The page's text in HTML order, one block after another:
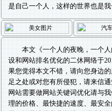
是自己一个人，这样的世界也是我
本文《一个人的夜晚，一个
设和 网站排名优化的二休网络于
果您觉得本文不错，请向您身边
足之处或对您有所侵犯，请来信
网站需要做网站关键词优化请与
理的价格、最快捷的速度、最安